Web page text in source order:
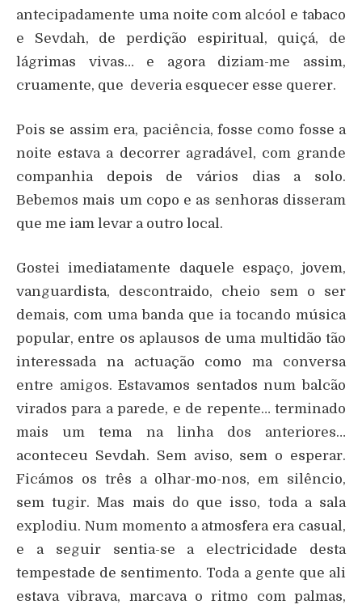
antecipadamente uma noite com alcóol e tabaco
e Sevdah, de perdição espiritual, quiçá, de
lágrimas vivas… e agora diziam-me assim,
cruamente, que deveria esquecer esse querer.
Pois se assim era, paciência, fosse como fosse a
noite estava a decorrer agradável, com grande
companhia depois de vários dias a solo.
Bebemos mais um copo e as senhoras disseram
que me iam levar a outro local.
Gostei imediatamente daquele espaço, jovem,
vanguardista, descontraido, cheio sem o ser
demais, com uma banda que ia tocando música
popular, entre os aplausos de uma multidão tão
interessada na actuação como ma conversa
entre amigos. Estavamos sentados num balcão
virados para a parede, e de repente… terminado
mais um tema na linha dos anteriores…
aconteceu Sevdah. Sem aviso, sem o esperar.
Ficámos os três a olhar-mo-nos, em silêncio,
sem tugir. Mas mais do que isso, toda a sala
explodiu. Num momento a atmosfera era casual,
e a seguir sentia-se a electricidade desta
tempestade de sentimento. Toda a gente que ali
estava vibrava, marcava o ritmo com palmas,